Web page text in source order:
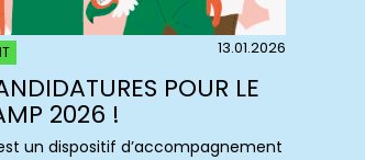
13.01.2026
POUR LE
2026 !
un dispositif d’accompagnement